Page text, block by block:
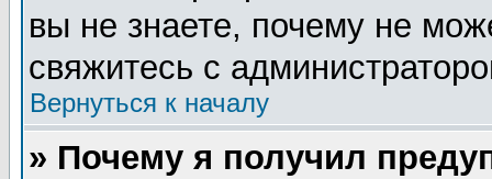
вы не знаете, почему не
свяжитесь с
Вернуться к началу
» Почему я получил